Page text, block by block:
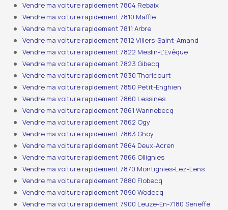
Vendre ma voiture rapidement 7804 Rebaix
Vendre ma voiture rapidement 7810 Maffle
Vendre ma voiture rapidement 7811 Arbre
Vendre ma voiture rapidement 7812 Villers-Saint-Amand
Vendre ma voiture rapidement 7822 Meslin-L’Evêque
Vendre ma voiture rapidement 7823 Gibecq
Vendre ma voiture rapidement 7830 Thoricourt
Vendre ma voiture rapidement 7850 Petit-Enghien
Vendre ma voiture rapidement 7860 Lessines
Vendre ma voiture rapidement 7861 Wannebecq
Vendre ma voiture rapidement 7862 Ogy
Vendre ma voiture rapidement 7863 Ghoy
Vendre ma voiture rapidement 7864 Deux-Acren
Vendre ma voiture rapidement 7866 Ollignies
Vendre ma voiture rapidement 7870 Montignies-Lez-Lens
Vendre ma voiture rapidement 7880 Flobecq
Vendre ma voiture rapidement 7890 Wodecq
Vendre ma voiture rapidement 7900 Leuze-En-7180 Seneffe